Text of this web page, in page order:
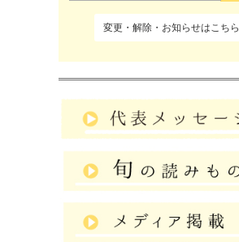
変更・解除・お知らせはこちら